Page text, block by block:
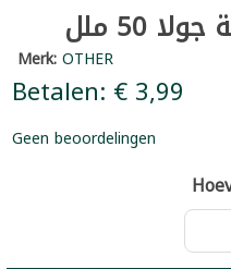
50 ملل
Merk:OTHER
Betalen: € 3,99
Geen beoordelingen